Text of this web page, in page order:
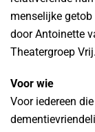
menselijke
door Antoinette
Theatergroep Vrij.
Voor wie
Voor iedereen